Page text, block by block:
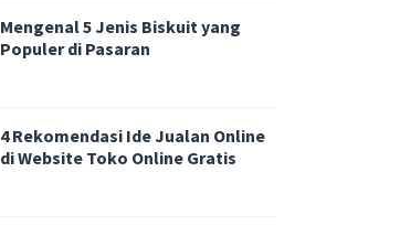
Mengenal 5 Jenis Biskuit yang
Populer di Pasaran
4 Rekomendasi Ide Jualan Online
di Website Toko Online Gratis